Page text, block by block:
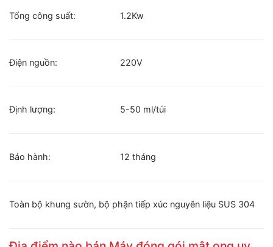
Tổng công suất: 1.2Kw
Điện nguồn: 220V
Định lượng: 5-50 ml/túi
Bảo hành: 12 tháng
Toàn bộ khung sườn, bộ phận tiếp xúc nguyên liệu SUS 304